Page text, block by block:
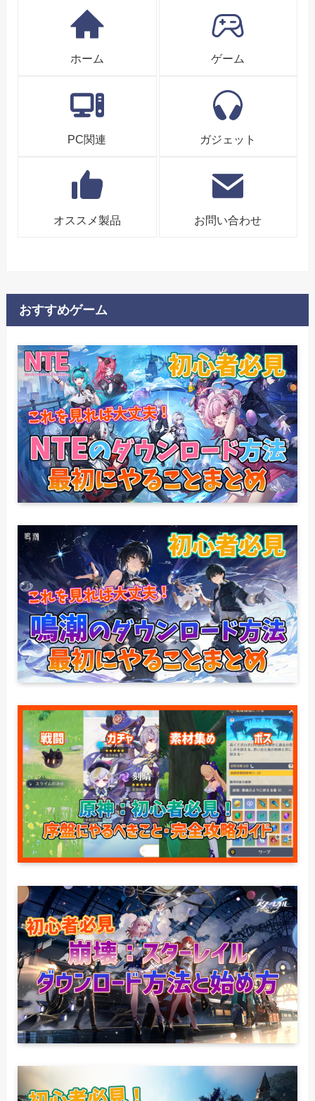
ホーム ゲーム
PC関連 ガジェット
オススメ製品 お問い合わせ
おすすめゲーム